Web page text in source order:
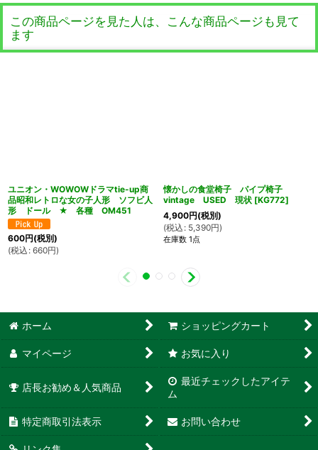
この商品ページを見た人は、こんな商品ページも見て
ます
ユニオン・WOWOWドラマtie-up商
品昭和レトロな女の子人形 ソフビ人
形 ドール ★ 各種 OM451
600円(税別)
(税込 : 660円)
懐かしの食堂椅子 パイプ椅子
vintage USED 現状 [KG772]
4,900円(税別)
(税込 : 5,390円)
在庫数 1点
ホーム ショッピングカート
マイページ お気に入り
店長お勧め＆人気商品
最近チェックしたアイテ
ム
特定商取引法表示 お問い合わせ